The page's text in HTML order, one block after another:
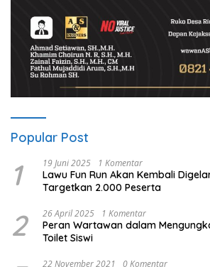
Popular Post
1 19 Juni 2025 1 Komentar
Lawu Fun Run Akan Kembali
Targetkan 2.000 Peserta
2 26 April 2025 1 Komentar
Peran Wartawan dalam
Toilet Siswi
22 November 2021 0 Komentar